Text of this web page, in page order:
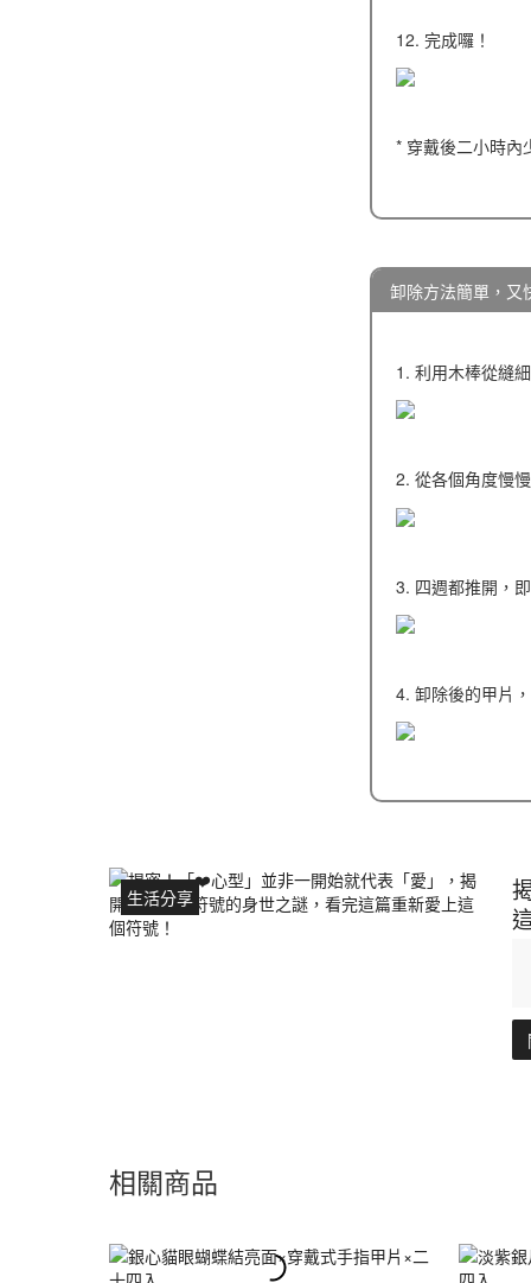
12. 完成囉！
* 穿戴後二小時內
卸除方法簡單，又
1. 利用木棒從縫
2. 從各個角度慢
3. 四週都推開，
4. 卸除後的甲片
生活分享
相關商品